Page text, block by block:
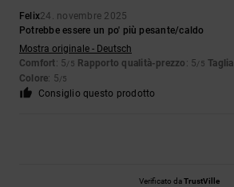
Felix24. novembre 2025
Potrebbe essere un po' più pesante/caldo
Mostra originale - Deutsch
Comfort: 5/5 Rapporto qualità-prezzo : 5/5 Taglia
Colore: 5/5
Consiglio questo prodotto
Verificato daTrustVille